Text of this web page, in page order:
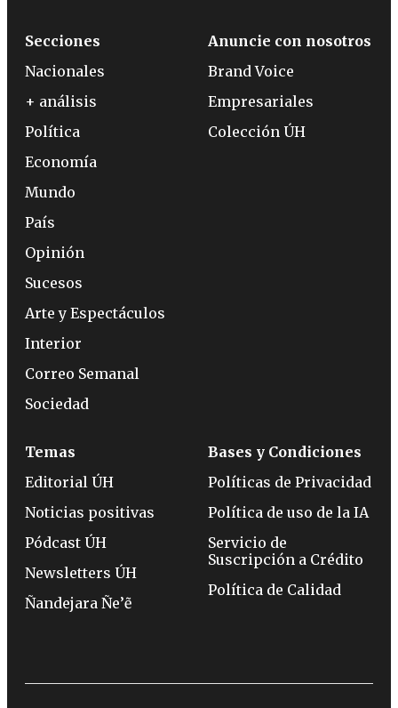
Secciones
Nacionales
+ análisis
Política
Economía
Mundo
País
Opinión
Sucesos
Arte y Espectáculos
Interior
Correo Semanal
Sociedad
Anuncie con nosotros
Brand Voice
Empresariales
Colección ÚH
Temas
Editorial ÚH
Noticias positivas
Pódcast ÚH
Newsletters ÚH
Ñandejara Ñe’ẽ
Bases y Condiciones
Políticas de Privacidad
Política de uso de la IA
Servicio de
Suscripción a Crédito
Política de Calidad